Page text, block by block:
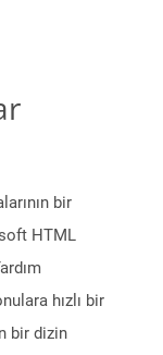
bir
HTML
hızlı bir
bir dizin